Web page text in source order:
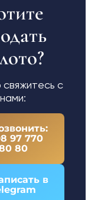
с
нами:
97 770
80
в